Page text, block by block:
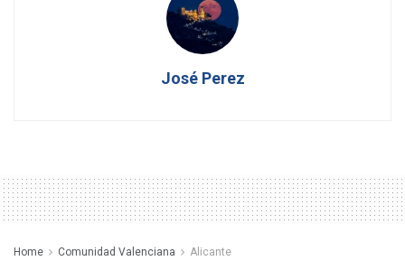
José Perez
Home Comunidad Valenciana Alicante